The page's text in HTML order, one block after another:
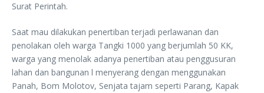
Surat Perintah.
Saat mau dilakukan penertiban terjadi perlawanan dan
penolakan oleh warga Tangki 1000 yang berjumlah 50 KK,
warga yang menolak adanya penertiban atau penggusuran
lahan dan bangunan l menyerang dengan menggunakan
Panah, Bom Molotov, Senjata tajam seperti Parang, Kapak